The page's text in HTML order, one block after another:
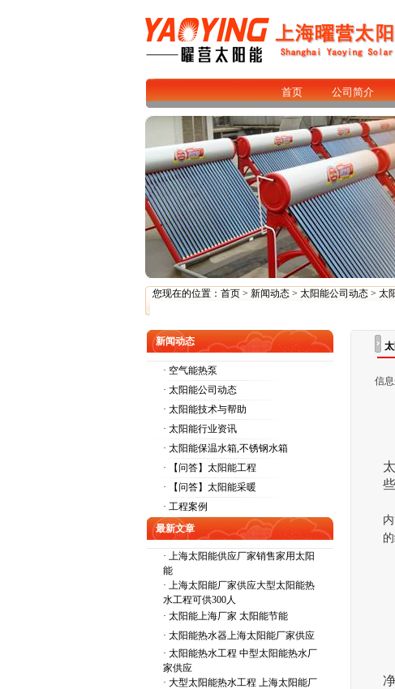
首页 公司简介
您现在的位置： 首页> 新闻动态> 太阳能公司动态> 太
新闻动态
· 空气能热泵
· 太阳能公司动态
· 太阳能技术与帮助
· 太阳能行业资讯
· 太阳能保温水箱,不锈钢水箱
· 【问答】太阳能工程
· 【问答】太阳能采暖
· 工程案例
最新文章
· 上海太阳能供应厂家销售家用太阳
能
· 上海太阳能厂家供应大型太阳能热
水工程可供300人
· 太阳能上海厂家 太阳能节能
· 太阳能热水器上海太阳能厂家供应
· 太阳能热水工程 中型太阳能热水厂
家供应
· 大型太阳能热水工程 上海太阳能厂
信息
些